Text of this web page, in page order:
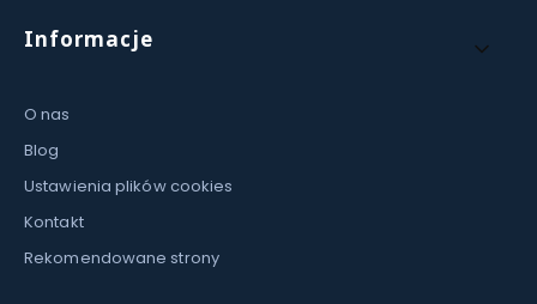
Informacje
O nas
Blog
Ustawienia plików cookies
Kontakt
Rekomendowane strony